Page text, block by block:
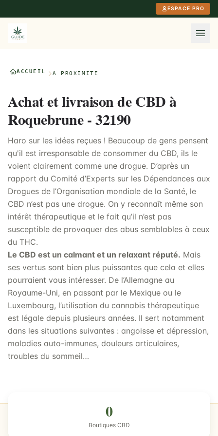
ESPACE PRO
ACCUEIL À PROXIMITÉ
Achat et livraison de CBD à
Roquebrune - 32190
Haro sur les idées reçues ! Beaucoup de gens pensent
qu'il est irresponsable de consommer du CBD, ils le
voient clairement comme une drogue. D’après un
rapport du Comité d’Experts sur les Dépendances aux
Drogues de l’Organisation mondiale de la Santé, le
CBD n’est pas une drogue. On y reconnaît même son
intérêt thérapeutique et le fait qu’il n’est pas
susceptible de provoquer des abus semblables à ceux
du THC.
Le CBD est un calmant et un relaxant réputé. Mais
ses vertus sont bien plus puissantes que cela et elles
pourraient vous intéresser. De l’Allemagne au
Royaume-Uni, en passant par le Mexique ou le
Luxembourg, l’utilisation du cannabis thérapeutique
est légale depuis plusieurs années. Il sert notamment
dans les situations suivantes : angoisse et dépression,
maladies auto-immunes, douleurs articulaires,
troubles du sommeil…
0
Boutiques CBD